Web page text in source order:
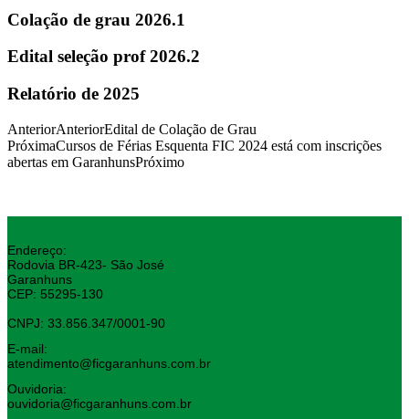
Colação de grau 2026.1
Edital seleção prof 2026.2
Relatório de 2025
AnteriorAnteriorEdital de Colação de Grau
PróximaCursos de Férias Esquenta FIC 2024 está com inscrições
abertas em GaranhunsPróximo
Endereço:
Rodovia BR-423- São José
Garanhuns
CEP: 55295-130
CNPJ: 33.856.347/0001-90
E-mail:
atendimento@ficgaranhuns.com.br
Ouvidoria:
ouvidoria@ficgaranhuns.com.br